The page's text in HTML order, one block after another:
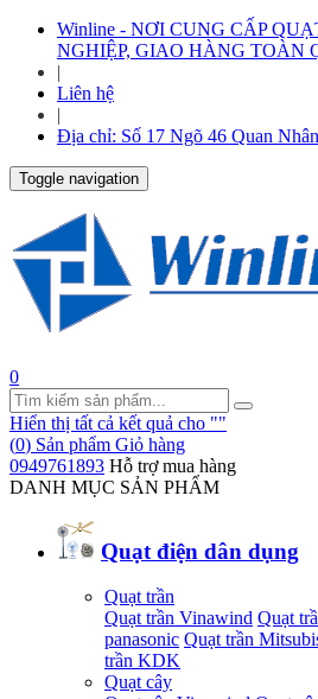
Winline - NƠI CUNG CẤP
NGHIỆP, GIAO HÀNG TOÀN
|
Liên hệ
|
Địa chỉ: Số 17 Ngõ 46 Quan
Toggle navigation
0
Hiển thị tất cả kết quả cho ""
(0) Sản phẩm Giỏ hàng
0949761893 Hỗ trợ mua hàng
DANH MỤC SẢN PHẨM
Quạt điện dân dụng
Quạt trần
Quạt trần Vinawind Quạt
panasonic Quạt trần
trần KDK
Quạt cây